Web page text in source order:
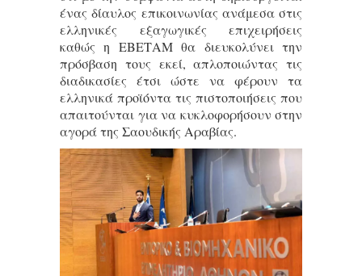
ένας δίαυλος επικοινωνίας ανάμεσα στις
ελληνικές εξαγωγικές επιχειρήσεις
καθώς η ΕΒΕΤΑΜ θα διευκολύνει την
πρόσβαση τους εκεί, απλοποιώντας τις
διαδικασίες έτσι ώστε να φέρουν τα
ελληνικά προϊόντα τις πιστοποιήσεις που
απαιτούνται για να κυκλοφορήσουν στην
αγορά της Σαουδικής Αραβίας.